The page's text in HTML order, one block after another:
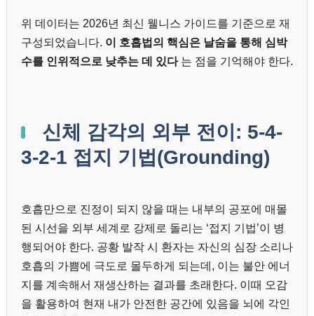
위 데이터는 2026년 최신 웰니스 가이드를 기준으로 재
구성되었습니다. 이 호흡법의 핵심은 날숨을 통해 심박
수를 인위적으로 낮추는 데 있다 는 점을 기억해야 한다.
신체 감각의 외부 전이: 5-4-
3-2-1 접지 기법(Grounding)
호흡만으로 진정이 되지 않을 때는 내부의 공포에 매몰
된 시선을 외부 세계로 강제로 돌리는 ‘접지 기법’이 병
행되어야 한다. 공황 발작 시 환자는 자신의 심장 소리나
호흡의 가쁨에 극도로 몰두하게 되는데, 이는 불안 에너
지를 계속해서 재생산하는 결과를 초래한다. 이때 오감
을 활용하여 현재 내가 안전한 공간에 있음을 뇌에 각인